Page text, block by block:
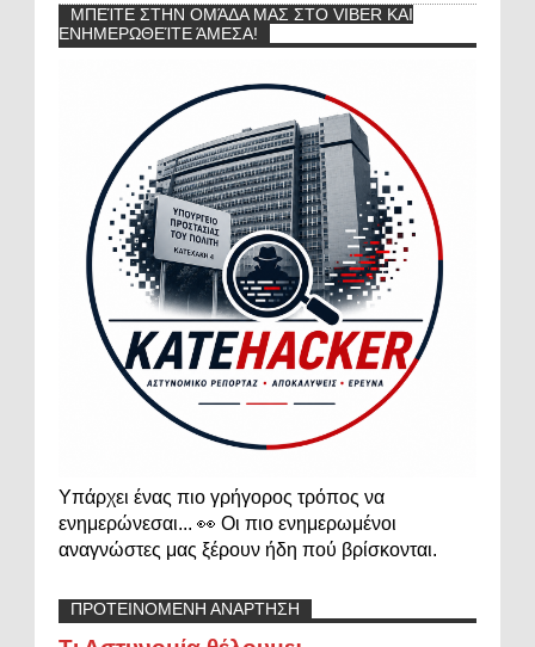
ΜΠΕΊΤΕ ΣΤΗΝ ΟΜΆΔΑ ΜΑΣ ΣΤΟ VIBER ΚΑΙ
ΕΝΗΜΕΡΩΘΕΊΤΕ ΆΜΕΣΑ!
Υπάρχει ένας πιο γρήγορος τρόπος να
ενημερώνεσαι... 👀 Οι πιο ενημερωμένοι
αναγνώστες μας ξέρουν ήδη πού βρίσκονται.
ΠΡΟΤΕΙΝΟΜΕΝΗ ΑΝΑΡΤΗΣΗ